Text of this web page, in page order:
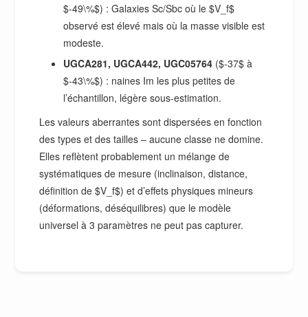
$-49\%$) : Galaxies Sc/Sbc où le $V_f$
observé est élevé mais où la masse visible est
modeste.
UGCA281, UGCA442, UGC05764 ($-37$ à
$-43\%$) : naines Im les plus petites de
l’échantillon, légère sous-estimation.
Les valeurs aberrantes sont dispersées en fonction
des types et des tailles – aucune classe ne domine.
Elles reflètent probablement un mélange de
systématiques de mesure (inclinaison, distance,
définition de $V_f$) et d’effets physiques mineurs
(déformations, déséquilibres) que le modèle
universel à 3 paramètres ne peut pas capturer.